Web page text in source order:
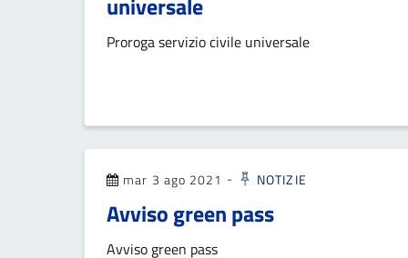
universale
Proroga servizio civile universale
mar 3 ago 2021 - NOTIZIE
Avviso green pass
Avviso green pass